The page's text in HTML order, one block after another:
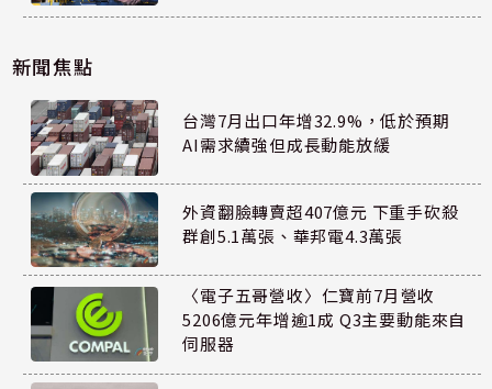
新聞焦點
台灣7月出口年增32.9%，低於預期
AI需求續強但成長動能放緩
外資翻臉轉賣超407億元 下重手砍殺
群創5.1萬張、華邦電4.3萬張
〈電子五哥營收〉仁寶前7月營收
5206億元年增逾1成 Q3主要動能來自
伺服器